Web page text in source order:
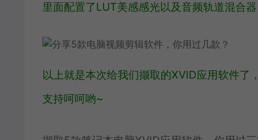
里面配置了LUT美感感光以及音频轨道混合
以上就是本次给我们撷取的XVID应用软件了
支持呵呵哟~